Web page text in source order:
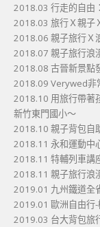
2018.03 行走的自由
2018.03 旅行Ｘ親子
2018.06 親子旅行Ｘ
2018.07 親子旅行浪
2018.08 古晉新景點
2018.09 Verywed非
2018.10 用旅行帶著
新竹東門國小～
2018.10 親子背包自
2018.11 永和運動中
2018.11 特輔列車講
2018.11 親子旅行浪
2019.01 九州鐵道全
2019.01 歐洲自由行
2019.03 台大背包旅